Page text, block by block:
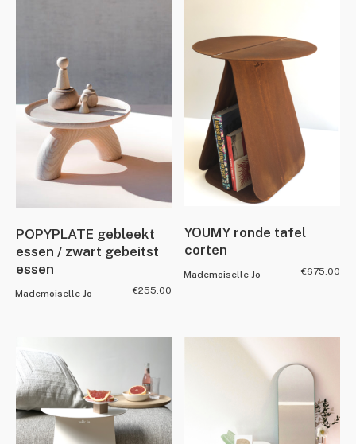
POPYPLATE gebleekt
essen / zwart gebeitst
essen
Mademoiselle Jo €255.00
YOUMY ronde tafel
corten
Mademoiselle Jo €675.00